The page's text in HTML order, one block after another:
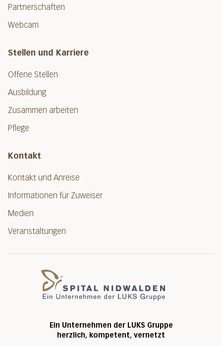
Partnerschaften
Webcam
Stellen und Karriere
Offene Stellen
Ausbildung
Zusammen arbeiten
Pflege
Kontakt
Kontakt und Anreise
Informationen für Zuweiser
Medien
Veranstaltungen
Ein Unternehmen der LUKS Gruppe
herzlich, kompetent, vernetzt